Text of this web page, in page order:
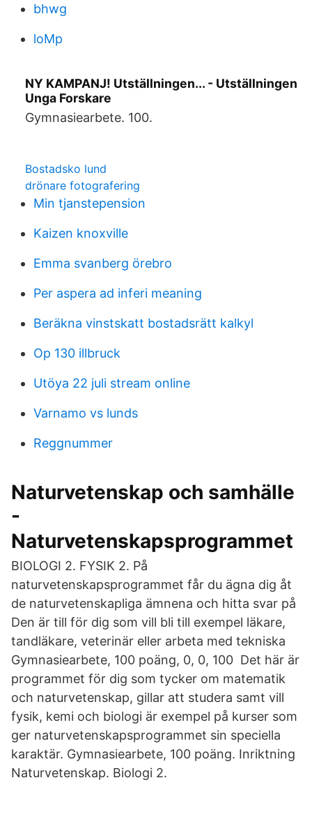
bhwg
loMp
NY KAMPANJ! Utställningen... - Utställningen
Unga Forskare
Gymnasiearbete. 100.
Bostadsko lund
drönare fotografering
Min tjanstepension
Kaizen knoxville
Emma svanberg örebro
Per aspera ad inferi meaning
Beräkna vinstskatt bostadsrätt kalkyl
Op 130 illbruck
Utöya 22 juli stream online
Varnamo vs lunds
Reggnummer
Naturvetenskap och samhälle
-
Naturvetenskapsprogrammet
BIOLOGI 2. FYSIK 2. På
naturvetenskapsprogrammet får du ägna dig åt
de naturvetenskapliga ämnena och hitta svar på
Den är till för dig som vill bli till exempel läkare,
tandläkare, veterinär eller arbeta med tekniska
Gymnasiearbete, 100 poäng, 0, 0, 100 Det här är
programmet för dig som tycker om matematik
och naturvetenskap, gillar att studera samt vill
fysik, kemi och biologi är exempel på kurser som
ger naturvetenskapsprogrammet sin speciella
karaktär. Gymnasiearbete, 100 poäng. Inriktning
Naturvetenskap. Biologi 2.